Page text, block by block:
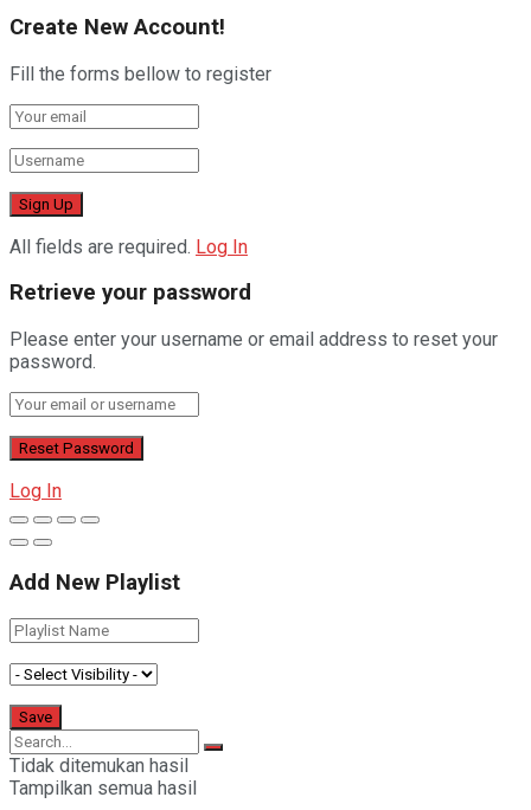
Create New Account!
Fill the forms bellow to register
All fields are required. Log In
Retrieve your password
Please enter your username or email address to reset your
password.
Log In
Add New Playlist
Tidak ditemukan hasil
Tampilkan semua hasil